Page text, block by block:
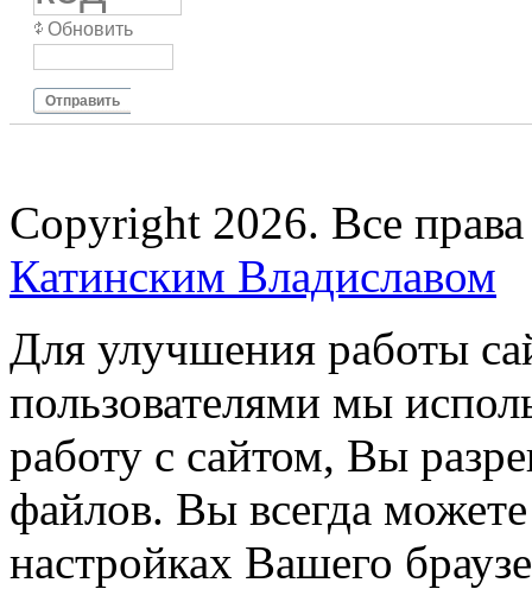
Обновить
Отправить
Copyright 2026. Все
Катинским Владиславом
Для улучшения работы
пользователями мы
работу с сайтом, Вы
файлов. Вы всегда
настройках Вашего